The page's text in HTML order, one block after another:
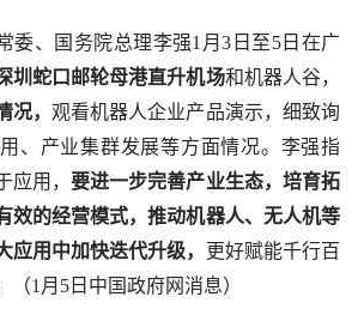
委、国务院总理李强1月3日至5日在广
圳蛇口邮轮母港直升机场和机器人谷，
况， 观看机器人企业产品演示，细致询
、产业集群发展等方面情况。李强指
应用， 要进一步完善产业生态，培育拓
效的经营模式，推动机器人、无人机等
应用中加快迭代升级，
更好赋能千行百
（1月5日中国政府网消息）